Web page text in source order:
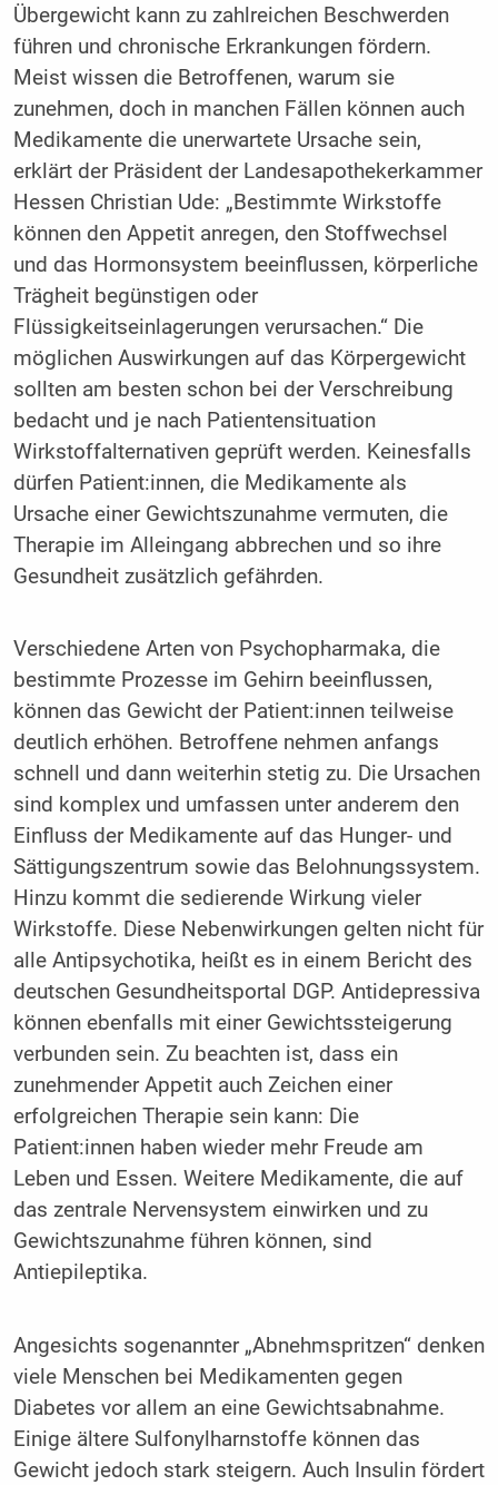
Übergewicht kann zu zahlreichen Beschwerden
führen und chronische Erkrankungen fördern.
Meist wissen die Betroffenen, warum sie
zunehmen, doch in manchen Fällen können auch
Medikamente die unerwartete Ursache sein,
erklärt der Präsident der Landesapothekerkammer
Hessen Christian Ude: „Bestimmte Wirkstoffe
können den Appetit anregen, den Stoffwechsel
und das Hormonsystem beeinflussen, körperliche
Trägheit begünstigen oder
Flüssigkeitseinlagerungen verursachen.“ Die
möglichen Auswirkungen auf das Körpergewicht
sollten am besten schon bei der Verschreibung
bedacht und je nach Patientensituation
Wirkstoffalternativen geprüft werden. Keinesfalls
dürfen Patient:innen, die Medikamente als
Ursache einer Gewichtszunahme vermuten, die
Therapie im Alleingang abbrechen und so ihre
Gesundheit zusätzlich gefährden.
Verschiedene Arten von Psychopharmaka, die
bestimmte Prozesse im Gehirn beeinflussen,
können das Gewicht der Patient:innen teilweise
deutlich erhöhen. Betroffene nehmen anfangs
schnell und dann weiterhin stetig zu. Die Ursachen
sind komplex und umfassen unter anderem den
Einfluss der Medikamente auf das Hunger- und
Sättigungszentrum sowie das Belohnungssystem.
Hinzu kommt die sedierende Wirkung vieler
Wirkstoffe. Diese Nebenwirkungen gelten nicht für
alle Antipsychotika, heißt es in einem Bericht des
deutschen Gesundheitsportal DGP. Antidepressiva
können ebenfalls mit einer Gewichtssteigerung
verbunden sein. Zu beachten ist, dass ein
zunehmender Appetit auch Zeichen einer
erfolgreichen Therapie sein kann: Die
Patient:innen haben wieder mehr Freude am
Leben und Essen. Weitere Medikamente, die auf
das zentrale Nervensystem einwirken und zu
Gewichtszunahme führen können, sind
Antiepileptika.
Angesichts sogenannter „Abnehmspritzen“ denken
viele Menschen bei Medikamenten gegen
Diabetes vor allem an eine Gewichtsabnahme.
Einige ältere Sulfonylharnstoffe können das
Gewicht jedoch stark steigern. Auch Insulin fördert